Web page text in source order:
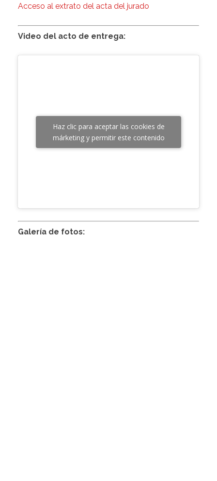
Acceso al extrato del acta del jurado
Video del acto de entrega:
Haz clic para aceptar las cookies de
márketing y permitir este contenido
Galería de fotos: